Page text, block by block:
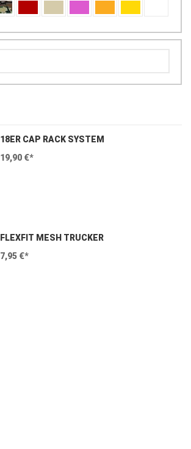
18ER CAP RACK SYSTEM
19,90 €*
FLEXFIT MESH TRUCKER
7,95 €*